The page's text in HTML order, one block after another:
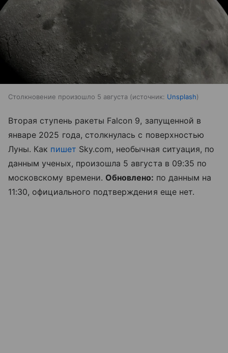
Столкновение произошло 5 августа источник: Unsplash
Вторая ступень ракеты Falcon 9, запущенной в
январе 2025 года, столкнулась с поверхностью
Луны. Как пишет Sky.com, необычная ситуация, по
данным ученых, произошла 5 августа в 09:35 по
московскому времени. Обновлено: по данным на
11:30, официального подтверждения еще нет.